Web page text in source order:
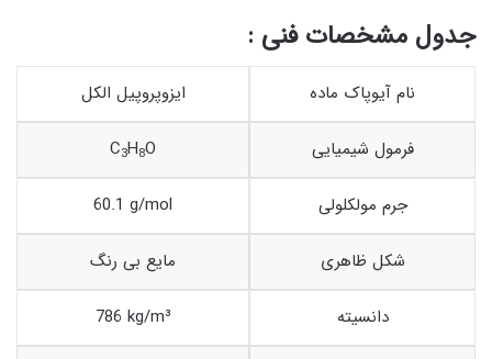
جدول مشخصات فنی :
نام آیوپاک ماده ایزوپروپیل الکل
فرمول شیمیایی C3H8O
جرم مولکلولی 60.1 g/mol
شکل ظاهری مایع بی رنگ
دانسیته 786 kg/m³